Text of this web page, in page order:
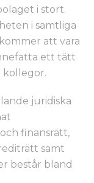
i stort.
i samtliga
att vara
ett tätt
kollegor.
juridiska
finansrätt,
samt
består bland